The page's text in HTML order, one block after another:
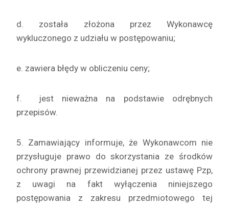
d. została złożona przez Wykonawcę
wykluczonego z udziału w postępowaniu;
e. zawiera błędy w obliczeniu ceny;
f. jest nieważna na podstawie odrębnych
przepisów.
5. Zamawiający informuje, że Wykonawcom nie
przysługuje prawo do skorzystania ze środków
ochrony prawnej przewidzianej przez ustawę Pzp,
z uwagi na fakt wyłączenia niniejszego
postępowania z zakresu przedmiotowego tej